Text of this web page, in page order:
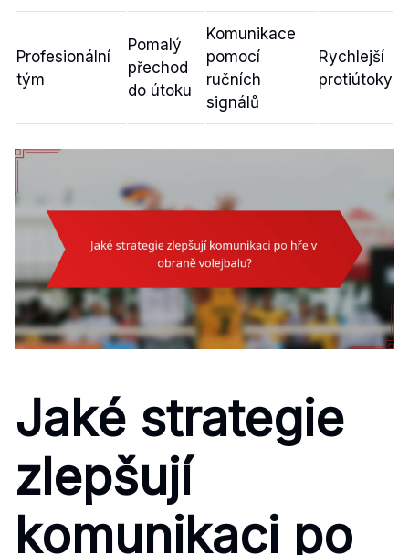
Profesionální
tým
Pomalý
přechod
do útoku
Komunikace
pomocí
ručních
signálů
Rychlejší
protiútoky
Jaké strategie
zlepšují
komunikaci po